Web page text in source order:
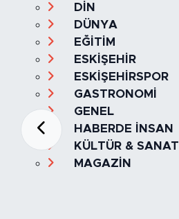
DİN
DÜNYA
EĞİTİM
ESKİŞEHİR
ESKİŞEHİRSPOR
GASTRONOMİ
GENEL
HABERDE İNSAN
KÜLTÜR & SANAT
MAGAZİN